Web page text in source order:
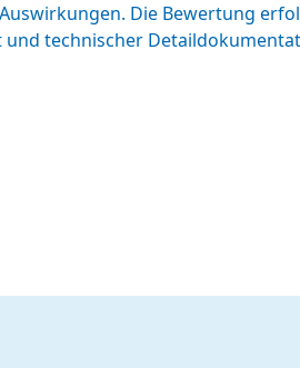
Die Bewertung
technischer